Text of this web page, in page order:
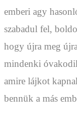
emberi agy
szabadul fel,
hogy újra meg
mindenki
amire lájkot
bennük a más